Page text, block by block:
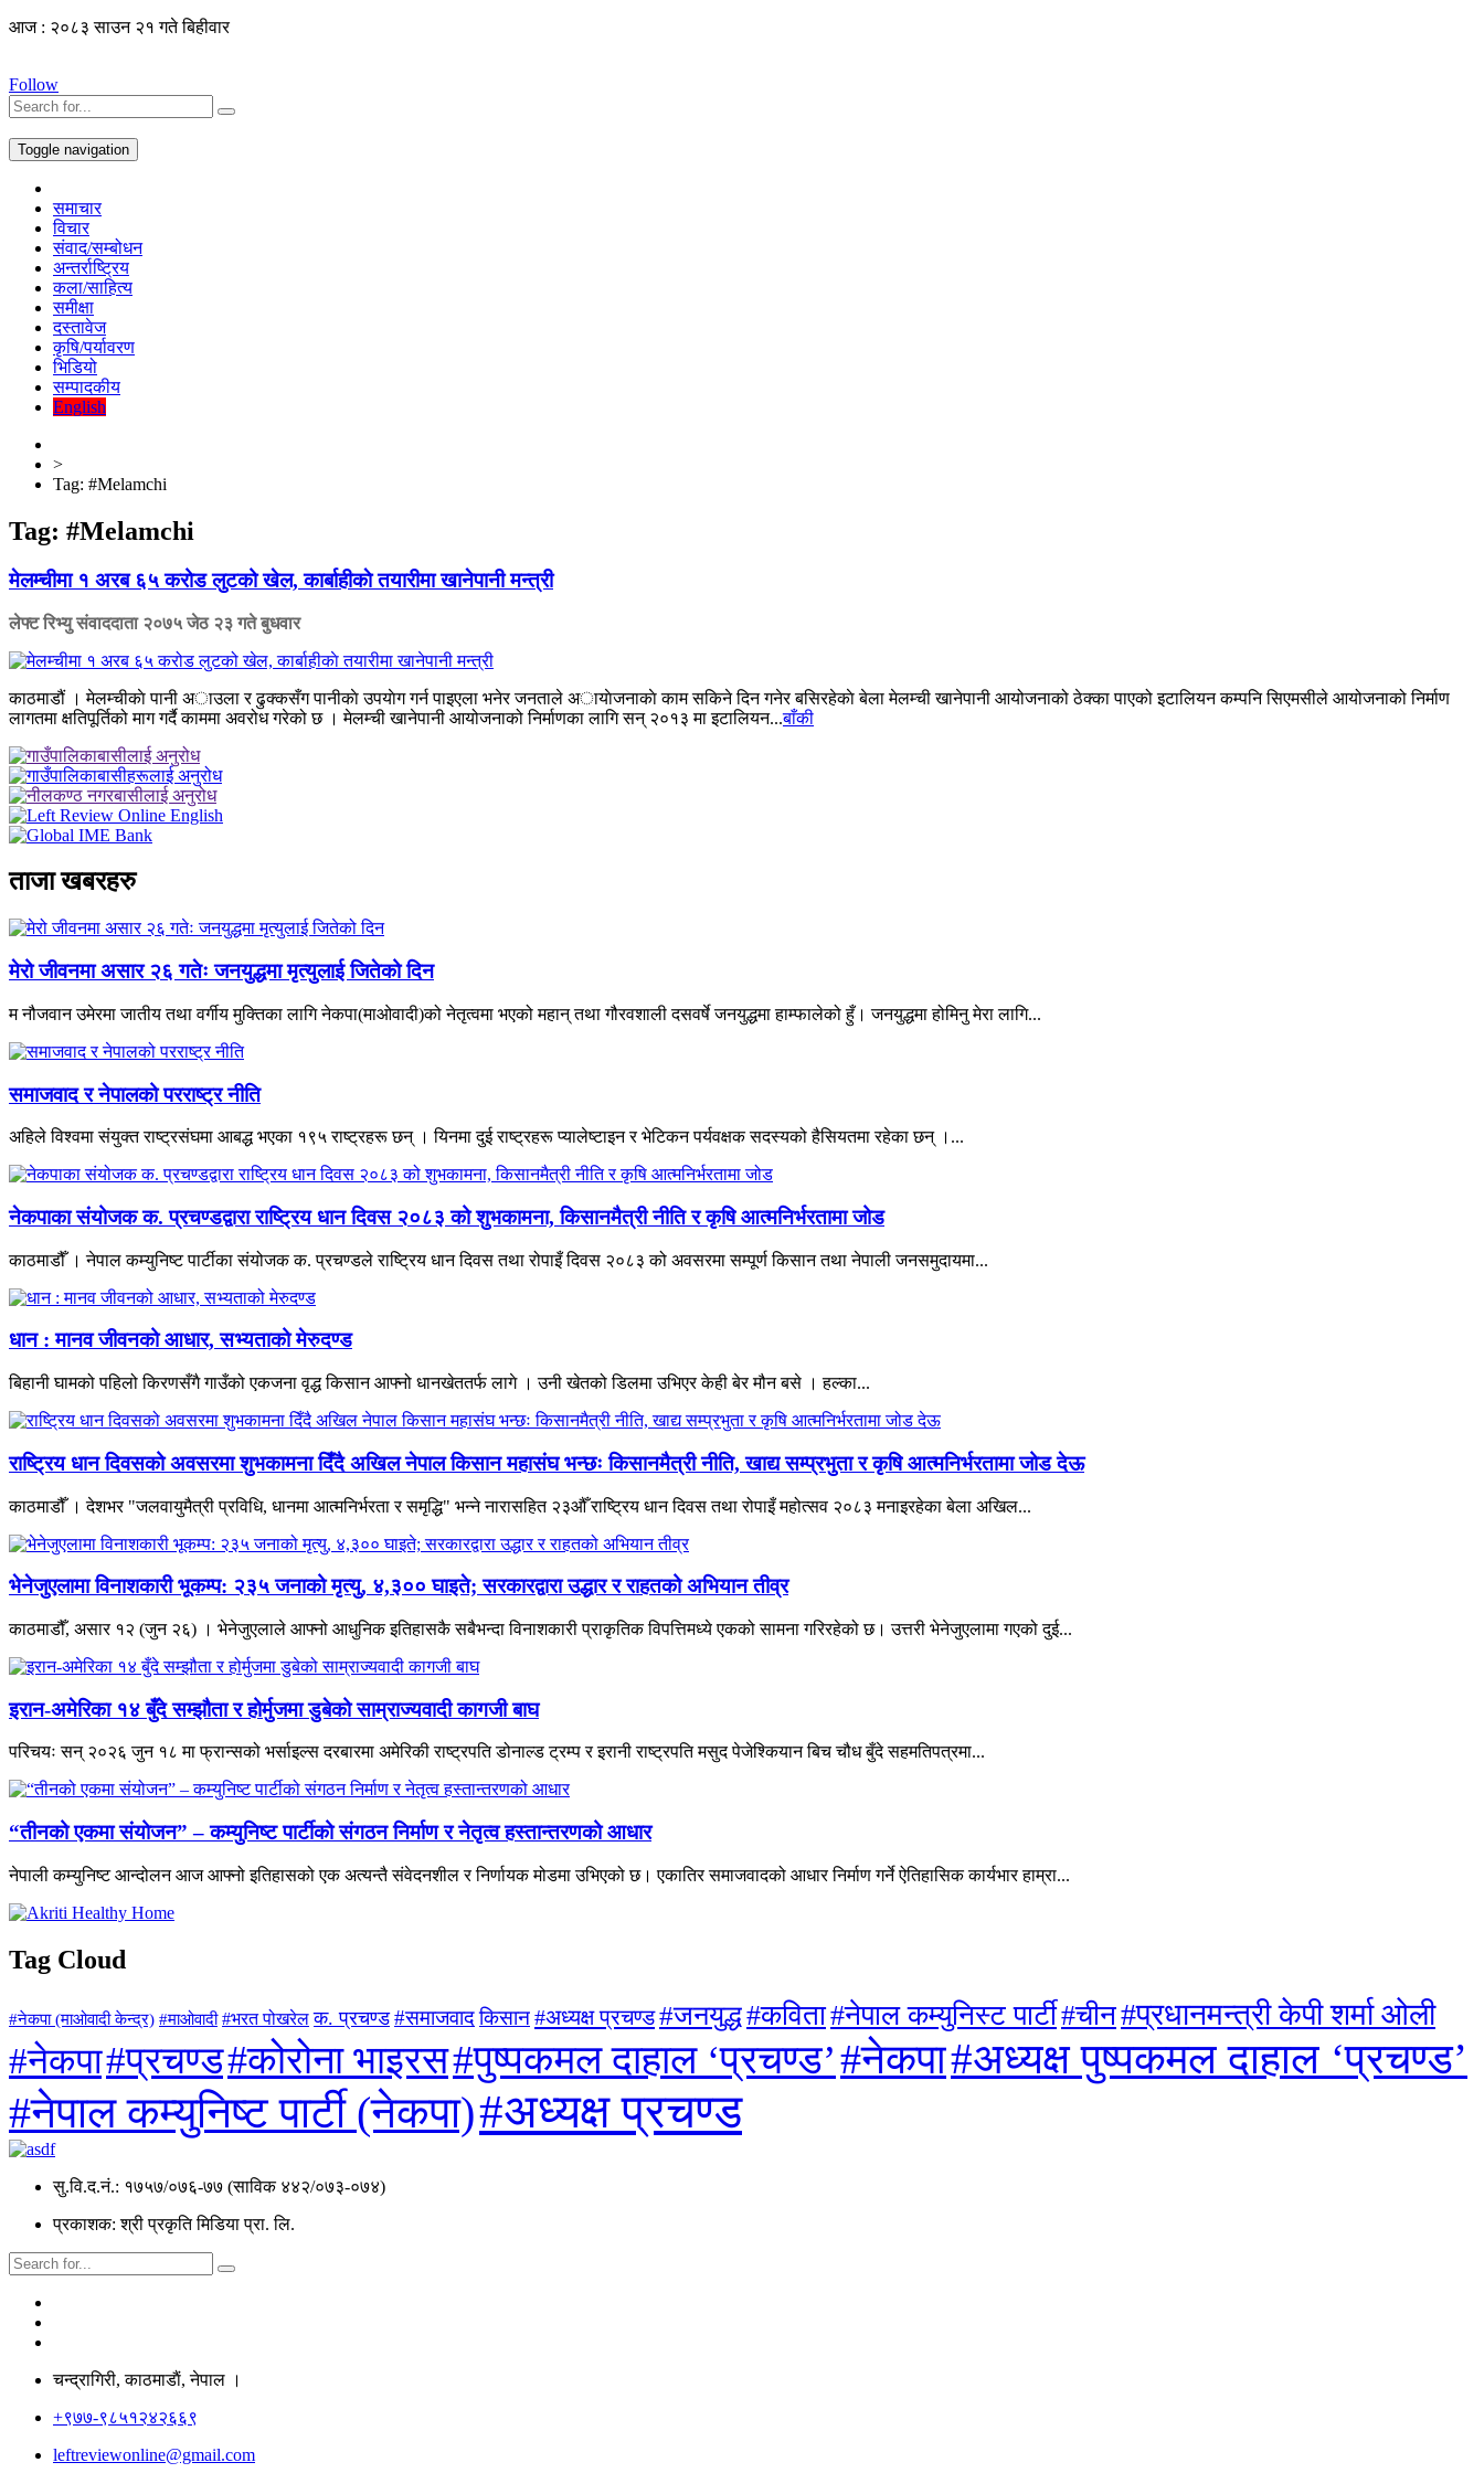
आज : २०८३ साउन २१ गते बिहीवार
Follow
Toggle navigation
समाचार
विचार
संवाद/सम्बोधन
अन्तर्राष्ट्रिय
कला/साहित्य
समीक्षा
दस्तावेज
कृषि/पर्यावरण
भिडियो
सम्पादकीय
English
>
Tag: #Melamchi
Tag: #Melamchi
मेलम्चीमा १ अरब ६५ करोड लुटको खेल, कार्बाहीकाे तयारीमा खानेपानी मन्त्री
लेफ्ट रिभ्यु संवाददाता २०७५ जेठ २३ गते बुधवार
काठमाडौं । मेलम्चीकाे पानी अाउला र ढुक्कसँग पानीकाे उपयाेग गर्न पाइएला भनेर जनताले अायाेजनाकाे काम सकिने दिन गनेर बसिरहेकाे बेला मेलम्ची खानेपानी आयोजनाको ठेक्का पाएको इटालियन कम्पनि सिएमसीले आयोजनाको निर्माण
लागतमा क्षतिपूर्तिको माग गर्दै काममा अवरोध गरेको छ । मेलम्ची खानेपानी आयोजनाको निर्माणका लागि सन् २०१३ मा इटालियन...बाँकी
ताजा खबरहरु
मेरो जीवनमा असार २६ गतेः जनयुद्धमा मृत्युलाई जितेको दिन
म नौजवान उमेरमा जातीय तथा वर्गीय मुक्तिका लागि नेकपा(माओवादी)को नेतृत्वमा भएको महान् तथा गौरवशाली दसवर्षे जनयुद्धमा हाम्फालेको हुँ। जनयुद्धमा होमिनु मेरा लागि...
समाजवाद र नेपालको परराष्ट्र नीति
अहिले विश्वमा संयुक्त राष्ट्रसंघमा आबद्ध भएका १९५ राष्ट्रहरू छन् । यिनमा दुई राष्ट्रहरू प्यालेष्टाइन र भेटिकन पर्यवक्षक सदस्यको हैसियतमा रहेका छन् ।...
नेकपाका संयोजक क. प्रचण्डद्वारा राष्ट्रिय धान दिवस २०८३ को शुभकामना, किसानमैत्री नीति र कृषि आत्मनिर्भरतामा जोड
काठमाडौँ । नेपाल कम्युनिष्ट पार्टीका संयोजक क. प्रचण्डले राष्ट्रिय धान दिवस तथा रोपाइँ दिवस २०८३ को अवसरमा सम्पूर्ण किसान तथा नेपाली जनसमुदायमा...
धान : मानव जीवनको आधार, सभ्यताको मेरुदण्ड
बिहानी घामको पहिलो किरणसँगै गाउँको एकजना वृद्ध किसान आफ्नो धानखेततर्फ लागे । उनी खेतको डिलमा उभिएर केही बेर मौन बसे । हल्का...
राष्ट्रिय धान दिवसको अवसरमा शुभकामना दिँदै अखिल नेपाल किसान महासंघ भन्छः किसानमैत्री नीति, खाद्य सम्प्रभुता र कृषि आत्मनिर्भरतामा जोड देऊ
काठमाडौँ । देशभर "जलवायुमैत्री प्रविधि, धानमा आत्मनिर्भरता र समृद्धि" भन्ने नारासहित २३औँ राष्ट्रिय धान दिवस तथा रोपाइँ महोत्सव २०८३ मनाइरहेका बेला अखिल...
भेनेजुएलामा विनाशकारी भूकम्प: २३५ जनाको मृत्यु, ४,३०० घाइते; सरकारद्वारा उद्धार र राहतको अभियान तीव्र
काठमाडौँ, असार १२ (जुन २६) । भेनेजुएलाले आफ्नो आधुनिक इतिहासकै सबैभन्दा विनाशकारी प्राकृतिक विपत्तिमध्ये एकको सामना गरिरहेको छ। उत्तरी भेनेजुएलामा गएको दुई...
इरान-अमेरिका १४ बुँदे सम्झौता र होर्मुजमा डुबेको साम्राज्यवादी कागजी बाघ
परिचयः सन् २०२६ जुन १८ मा फ्रान्सको भर्साइल्स दरबारमा अमेरिकी राष्ट्रपति डोनाल्ड ट्रम्प र इरानी राष्ट्रपति मसुद पेजेश्कियान बिच चौध बुँदे सहमतिपत्रमा...
“तीनको एकमा संयोजन” – कम्युनिष्ट पार्टीको संगठन निर्माण र नेतृत्व हस्तान्तरणको आधार
नेपाली कम्युनिष्ट आन्दोलन आज आफ्नो इतिहासको एक अत्यन्तै संवेदनशील र निर्णायक मोडमा उभिएको छ। एकातिर समाजवादको आधार निर्माण गर्ने ऐतिहासिक कार्यभार हाम्रा...
Tag Cloud
#नेकपा (माओवादी केन्द्र) #माओवादी #भरत पोखरेल क. प्रचण्ड #समाजवादकिसान#अध्यक्ष प्रचण्ड#जनयुद्ध#कविता#नेपाल कम्युनिस्ट पार्टी#चीन#प्रधानमन्त्री केपी शर्मा ओली
#नेकपा#प्रचण्ड#कोरोना भाइरस#पुष्पकमल दाहाल ‘प्रचण्ड’#नेकपा#अध्यक्ष पुष्पकमल दाहाल ‘प्रचण्ड’
#नेपाल कम्युनिष्ट पार्टी (नेकपा)#अध्यक्ष प्रचण्ड
सु.वि.द.नं.: १७५७/०७६-७७ (साविक ४४२/०७३-०७४)
प्रकाशक: श्री प्रकृति मिडिया प्रा. लि.
चन्द्रागिरी, काठमाडाैं, नेपाल ।
+९७७-९८५१२४२६६९
leftreviewonline@gmail.com